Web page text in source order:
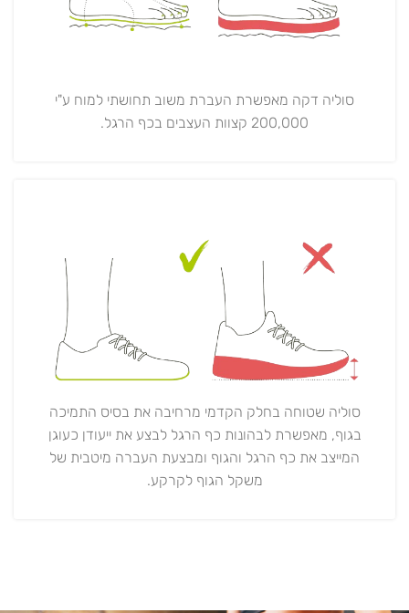
סוליה דקה מאפשרת העברת משוב תחושתי למוח ע"י
200,000 קצוות העצבים בכף הרגל.
סוליה שטוחה בחלק הקדמי מרחיבה את בסיס התמיכה
בגוף, מאפשרת לבהונות כף הרגל לבצע את ייעודן כעוגן
המייצב את כף הרגל והגוף ומבצעת העברה מיטבית של
משקל הגוף לקרקע.